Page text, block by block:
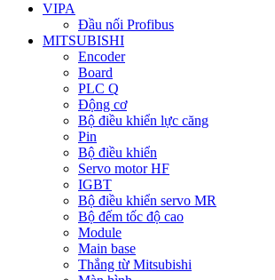
VIPA
Đầu nối Profibus
MITSUBISHI
Encoder
Board
PLC Q
Động cơ
Bộ điều khiển lực căng
Pin
Bộ điều khiển
Servo motor HF
IGBT
Bộ điều khiển servo MR
Bộ đếm tốc độ cao
Module
Main base
Thắng từ Mitsubishi